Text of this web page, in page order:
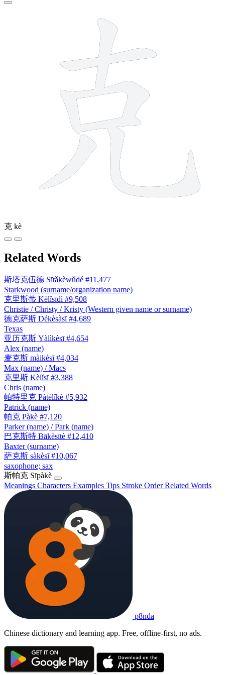
克 kè
Related Words
斯塔克伍德 Sītǎkèwǔdé #11,477
Starkwood (surname/organization name)
克里斯蒂 Kèlǐsīdì #9,508
Christie / Christy / Kristy (Western given name or surname)
德克萨斯 Dékèsàsī #4,689
Texas
亚历克斯 Yàlìkèsī #4,654
Alex (name)
麦克斯 màikèsī #4,034
Max (name) / Macs
克里斯 Kèlǐsī #3,388
Chris (name)
帕特里克 Pàtèlǐkè #5,932
Patrick (name)
帕克 Pàkè #7,120
Parker (name) / Park (name)
巴克斯特 Bākèsītè #12,410
Baxter (surname)
萨克斯 sàkèsī #10,067
saxophone; sax
斯帕克 Sīpàkè
Meanings Characters Examples Tips Stroke OrderRelated Words
p8nda
Chinese dictionary and learning app. Free, offline-first, no ads.